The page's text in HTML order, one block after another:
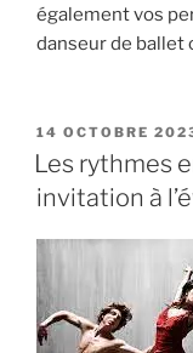
également vos
danseur de ballet
PUBLIÉ
LE
14 OCTOBRE
Les rythmes
invitation à